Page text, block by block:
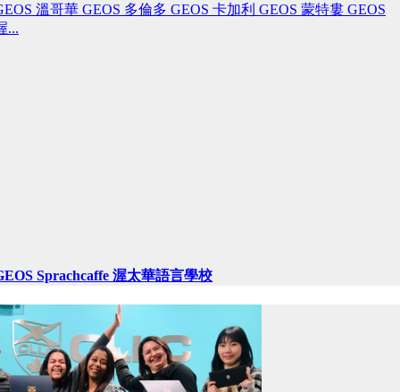
溫哥華 GEOS 多倫多 GEOS 卡加利 GEOS 蒙特婁 GEOS
...
Sprachcaffe 渥太華語言學校